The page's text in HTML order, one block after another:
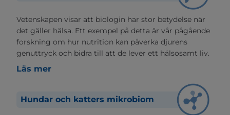
Vetenskapen visar att biologin har stor betydelse när
det gäller hälsa. Ett exempel på detta är vår pågående
forskning om hur nutrition kan påverka djurens
genuttryck och bidra till att de lever ett hälsosamt liv.
Läs mer
Hundar och katters mikrobiom